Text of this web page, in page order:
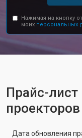
Нажимая на кнопку
моих персональных
Прайс-
Дата обновления